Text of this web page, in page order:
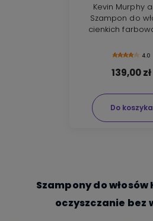
Kevin Murphy
Szampon do
cienkich
4.0
139,00 zł
Do koszyka
Szampony do
oczyszczanie bez